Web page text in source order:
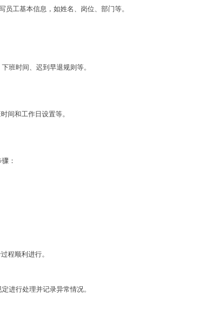
员工基本信息，如姓名、岗位、部门等。
班时间、迟到早退规则等。
间和工作日设置等。
骤：
程顺利进行。
进行处理并记录异常情况。